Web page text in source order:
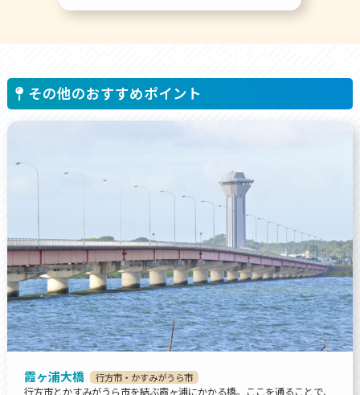
その他のおすすめポイント
霞ヶ浦大橋 行方市・かすみがうら市
行方市とかすみがうら市を結ぶ霞ヶ浦にかかる橋。ここを通ることで、